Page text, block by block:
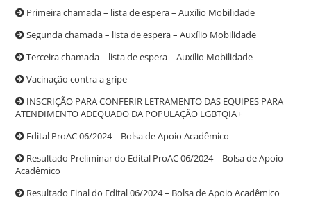
Primeira chamada – lista de espera – Auxílio Mobilidade
Segunda chamada – lista de espera – Auxílio Mobilidade
Terceira chamada – lista de espera – Auxílio Mobilidade
Vacinação contra a gripe
INSCRIÇÃO PARA CONFERIR LETRAMENTO DAS EQUIPES PARA
ATENDIMENTO ADEQUADO DA POPULAÇÃO LGBTQIA+
Edital ProAC 06/2024 – Bolsa de Apoio Acadêmico
Resultado Preliminar do Edital ProAC 06/2024 – Bolsa de Apoio
Acadêmico
Resultado Final do Edital 06/2024 – Bolsa de Apoio Acadêmico